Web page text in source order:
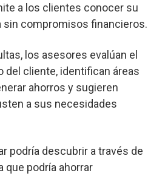
a los clientes conocer su
sin compromisos financieros.
los asesores evalúan el
del cliente, identifican áreas
ahorros y sugieren
a sus necesidades
podría descubrir a través de
que podría ahorrar